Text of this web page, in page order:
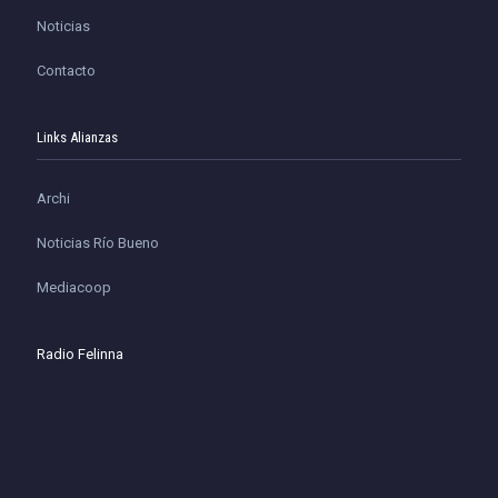
Noticias
Contacto
Links Alianzas
Archi
Noticias Río Bueno
Mediacoop
Radio Felinna